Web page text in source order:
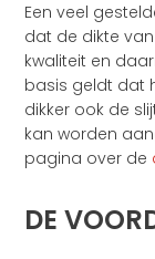
Een veel
dat de dikte
kwaliteit en
basis geldt dat
dikker ook de
kan worden
pagina over de
DE